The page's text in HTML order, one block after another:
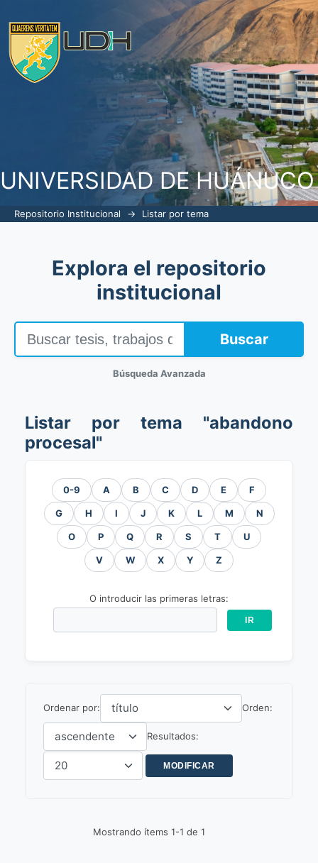
UNIVERSIDAD DE HUÁNUCO
Listar por tema "abandono procesal"
Repositorio Institucional → Listar por tema
Explora el repositorio
institucional
Buscar
Búsqueda Avanzada
Listar por tema "abandono
procesal"
0-9 A B C D E F
G H I J K L M N
O P Q R S T U
V W X Y Z
O introducir las primeras letras:
Ordenar por: Orden:
Resultados:
Mostrando ítems 1-1 de 1